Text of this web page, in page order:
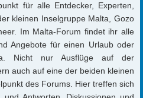
für alle Entdecker, Experten,
kleinen Inselgruppe Malta, Gozo
Im Malta-Forum findet ihr alle
Angebote für einen Urlaub oder
Nicht nur Ausflüge auf der
auch auf eine der beiden kleinen
des Forums. Hier treffen sich